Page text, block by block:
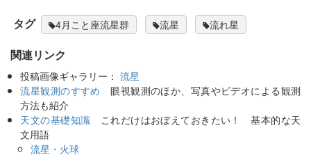
タグ 4月こと座流星群 流星 流れ星
関連リンク
投稿画像ギャラリー：流星
流星観測のすすめ 眼視観測のほか、写真やビデオによる観測
方法も紹介
天文の基礎知識 これだけはおぼえておきたい！ 基本的な天
文用語
流星・火球